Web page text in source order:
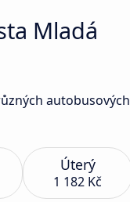
Mladá
autobusových
Úterý
1 182 Kč